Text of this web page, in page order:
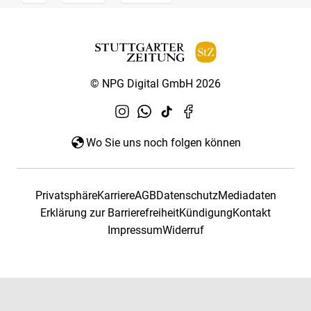
© NPG Digital GmbH 2026
Wo Sie uns noch folgen können
PrivatsphäreKarriereAGBDatenschutzMediadaten
Erklärung zur BarrierefreiheitKündigungKontakt
ImpressumWiderruf